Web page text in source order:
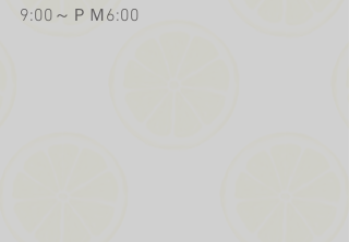
9:00～ＰＭ6:00